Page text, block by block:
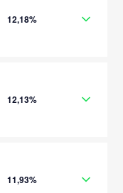
12,18%
12,13%
11,93%